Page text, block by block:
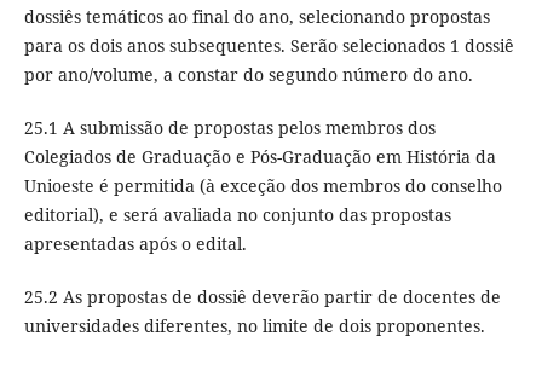
dossiês temáticos ao final do ano, selecionando propostas
para os dois anos subsequentes. Serão selecionados 1 dossiê
por ano/volume, a constar do segundo número do ano.
25.1 A submissão de propostas pelos membros dos
Colegiados de Graduação e Pós-Graduação em História da
Unioeste é permitida (à exceção dos membros do conselho
editorial), e será avaliada no conjunto das propostas
apresentadas após o edital.
25.2 As propostas de dossiê deverão partir de docentes de
universidades diferentes, no limite de dois proponentes.